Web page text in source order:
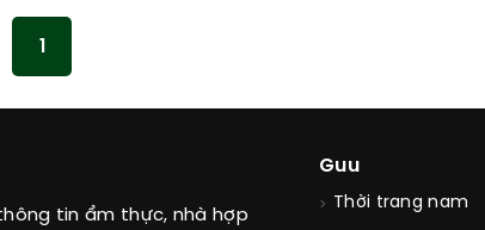
1
tin ẩm thực, nhà hợp
Guu
Thời trang nam